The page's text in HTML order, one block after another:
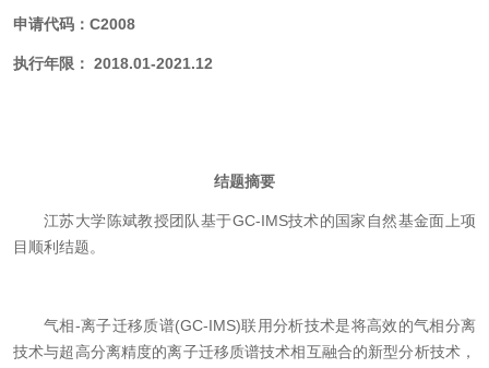
申请代码：C2008
执行年限： 2018.01-2021.12
结题摘要
江苏大学陈斌教授团队基于GC-IMS技术的国家自然基金面上项
目顺利结题。
气相-离子迁移质谱(GC-IMS)联用分析技术是将高效的气相分离
技术与超高分离精度的离子迁移质谱技术相互融合的新型分析技术，